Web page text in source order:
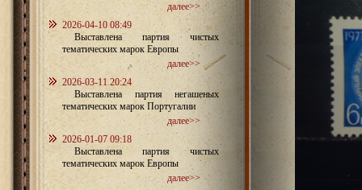
далее>>
2026-04-10 08:49
Выставлена партия чистых
тематических марок Европы
далее>>
2026-03-11 20:24
Выставлена партия негашеных
тематических марок Португалии
далее>>
2026-01-07 09:18
Выставлена партия чистых
тематических марок Европы
далее>>